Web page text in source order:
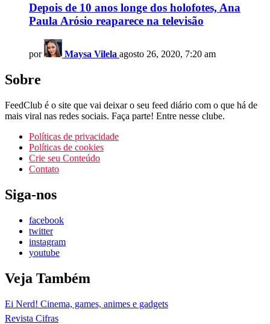
Depois de 10 anos longe dos holofotes, Ana
Paula Arósio reaparece na televisão
por Maysa Vilela agosto 26, 2020, 7:20 am
Sobre
FeedClub é o site que vai deixar o seu feed diário com o que há de
mais viral nas redes sociais. Faça parte! Entre nesse clube.
Políticas de privacidade
Políticas de cookies
Crie seu Conteúdo
Contato
Siga-nos
facebook
twitter
instagram
youtube
Veja Também
Ei Nerd! Cinema, games, animes e gadgets
Revista Cifras